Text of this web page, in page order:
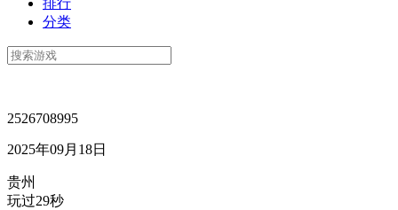
分类
2526708995
2025年09月18日
贵州
玩过29秒